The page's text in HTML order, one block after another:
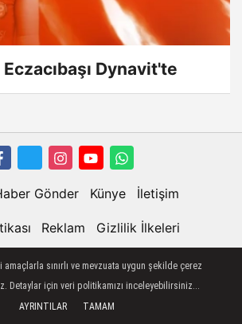
Dynavit'te
Gönder Künye İletişim
Reklam Gizlilik İlkeleri
sınırlı ve mevzuata uygun şekilde çerez
Detaylar için veri politikamızı inceleyebilirsiniz...
AYRINTILAR
TAMAM